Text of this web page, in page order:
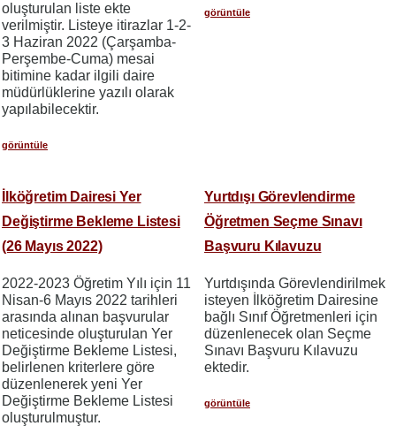
oluşturulan liste ekte
verilmiştir. Listeye itirazlar 1-2-
3 Haziran 2022 (Çarşamba-
Perşembe-Cuma) mesai
bitimine kadar ilgili daire
müdürlüklerine yazılı olarak
yapılabilecektir.
görüntüle
görüntüle
İlköğretim Dairesi Yer
Değiştirme Bekleme Listesi
(26 Mayıs 2022)
2022-2023 Öğretim Yılı için 11
Nisan-6 Mayıs 2022 tarihleri
arasında alınan başvurular
neticesinde oluşturulan Yer
Değiştirme Bekleme Listesi,
belirlenen kriterlere göre
düzenlenerek yeni Yer
Değiştirme Bekleme Listesi
oluşturulmuştur.
Yurtdışı Görevlendirme
Öğretmen Seçme Sınavı
Başvuru Kılavuzu
Yurtdışında Görevlendirilmek
isteyen İlköğretim Dairesine
bağlı Sınıf Öğretmenleri için
düzenlenecek olan Seçme
Sınavı Başvuru Kılavuzu
ektedir.
görüntüle